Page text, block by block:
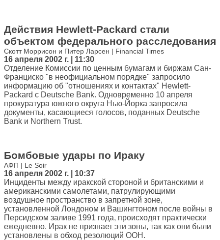
Действия Hewlett-Packard стали
объектом федерального расследования
Скотт Моррисон и Питер Ларсен | Financial Times
16 апреля 2002 г. | 11:30
Отделение Комиссии по ценным бумагам и биржам Сан-
Франциско "в неофициальном порядке" запросило
информацию об "отношениях и контактах" Hewlett-
Packard с Deutsche Bank. Одновременно 10 апреля
прокуратура южного округа Нью-Йорка запросила
документы, касающиеся голосов, поданных Deutsche
Bank и Northern Trust.
Бомбовые удары по Ираку
АФП | Le Soir
16 апреля 2002 г. | 10:37
Инциденты между иракской стороной и британскими и
американскими самолетами, патрулирующими
воздушное пространство в запретной зоне,
установленной Лондоном и Вашингтоном после войны в
Персидском заливе 1991 года, происходят практически
ежедневно. Ирак не признает эти зоны, так как они были
установлены в обход резолюций ООН.